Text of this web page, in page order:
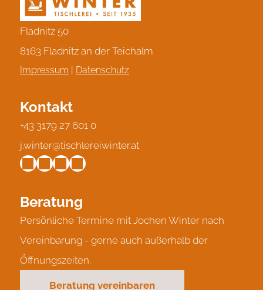
Fladnitz 50
8163 Fladnitz an der Teichalm
Impressum Datenschutz
Kontakt
+43 3179 27 601 0
j.winter@tischlereiwinter.at
Beratung
Persönliche Termine mit Jochen Winter nach
Vereinbarung - gerne auch außerhalb der
Öffnungszeiten.
Beratung vereinbaren